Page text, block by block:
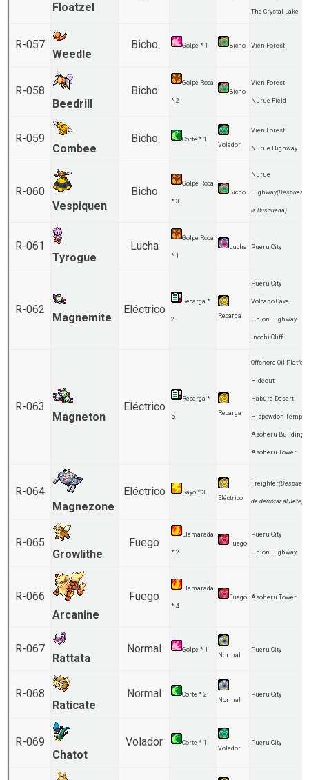
Floatzel
The Crystal Lake
R-057
Weedle
Bicho Golpe * 1 Bicho Vien Forest
R-058
Beedrill
Bicho
Golpe Roca
* 2
Bicho
Vien Forest
Nurue Field
R-059
Combee
Bicho
Corte * 1
Volador
Vien Forest
Nurue Highway
R-060
Vespiquen
Bicho
Golpe Roca
* 3
Bicho
Nurue
Highway(Despues
la Busqueda)
R-061
Tyrogue
Lucha
Golpe Roca
* 1
Lucha Pueru City
R-062
Magnemite
Eléctrico
Recarga *
2 Recarga
Pueru City
Volcano Cave
Union Highway
Inochi Cliff
R-063
Magneton
Eléctrico
Recarga *
5 Recarga
Offshore Oil
Hideout
Habura Desert
Hippowdon Temple
Asoheru Building
Asoheru Tower
R-064
Magnezone
Eléctrico
Rayo * 3
Eléctrico
Freighter(Despues
de derrotar al Jefe)
R-065
Growlithe
Fuego
Llamarada
* 2
Fuego
Pueru City
Union Highway
R-066
Arcanine
Fuego
Llamarada
* 4
Fuego Asoheru Tower
R-067
Rattata
Normal
Golpe * 1
Normal
Pueru City
R-068
Raticate
Normal
Corte * 2
Normal
Pueru City
R-069
Chatot
Volador
Corte * 1
Volador
Pueru City